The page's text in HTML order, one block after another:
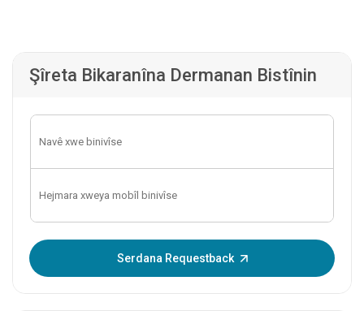
Şîreta Bikaranîna Dermanan Bistînin
Serdana Requestback